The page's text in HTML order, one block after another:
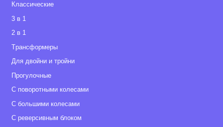
Классические
3 в 1
2 в 1
Tрансформеры
Для двойни и тройни
Прогулочные
С поворотными колесами
С большими колесами
С реверсивным блоком